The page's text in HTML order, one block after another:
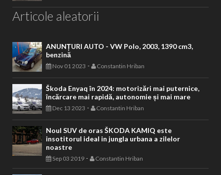
Articole aleatorii
ANUNȚURI AUTO - VW Polo, 2003, 1390 cm3,
benzină
Nov 01 2023 - Constantin Hriban
Škoda Enyaq în 2024: motorizări mai puternice,
încărcare mai rapidă, autonomie și mai mare
Dec 13 2023 - Constantin Hriban
Noul SUV de oras ŠKODA KAMIQ este
insotitorul ideal in jungla urbana a zilelor
noastre
Sep 03 2019 - Constantin Hriban